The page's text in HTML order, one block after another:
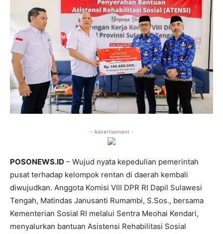
- Advertisement -
POSONEWS.ID – Wujud nyata kepedulian pemerintah
pusat terhadap kelompok rentan di daerah kembali
diwujudkan. Anggota Komisi VIII DPR RI Dapil Sulawesi
Tengah, Matindas Janusanti Rumambi, S.Sos., bersama
Kementerian Sosial RI melalui Sentra Meohai Kendari,
menyalurkan bantuan Asistensi Rehabilitasi Sosial